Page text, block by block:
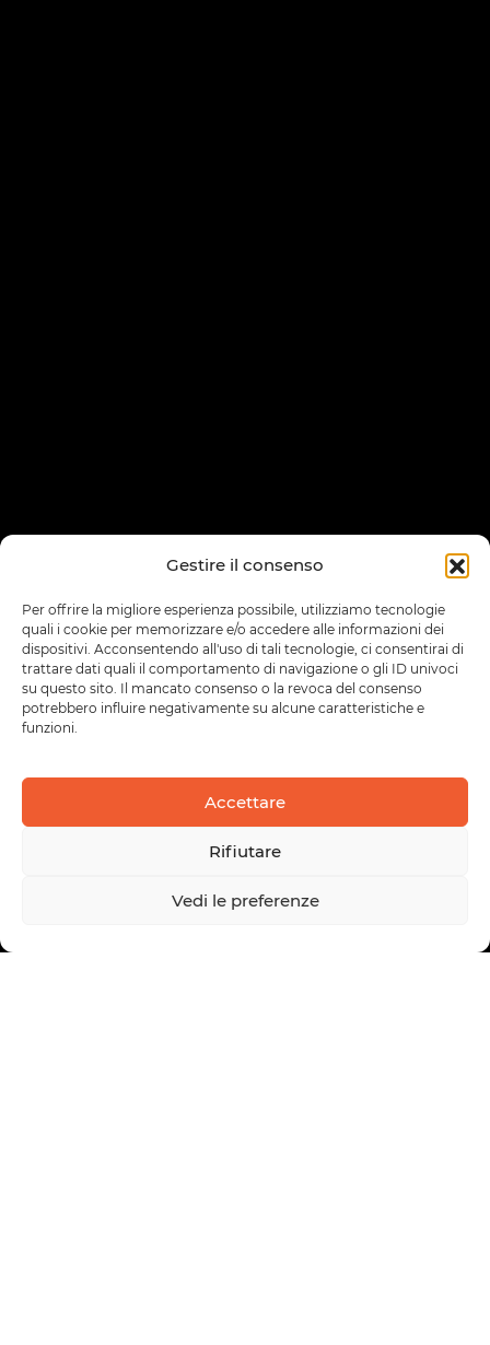
Gestire il consenso
Per offrire la migliore esperienza possibile, utilizziamo tecnologie
quali i cookie per memorizzare e/o accedere alle informazioni dei
dispositivi. Acconsentendo all'uso di tali tecnologie, ci consentirai di
trattare dati quali il comportamento di navigazione o gli ID univoci
su questo sito. Il mancato consenso o la revoca del consenso
potrebbero influire negativamente su alcune caratteristiche e
funzioni.
Accettare
Rifiutare
Vedi le preferenze